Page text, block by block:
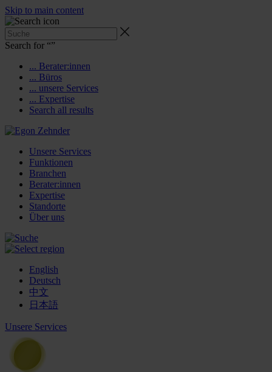
Skip to main content
Search for “”
... Berater:innen
... Büros
... unsere Services
... Expertise
Search all results
Unsere Services
Funktionen
Branchen
Berater:innen
Expertise
Standorte
Über uns
English
Deutsch
中文
日本語
Unsere Services